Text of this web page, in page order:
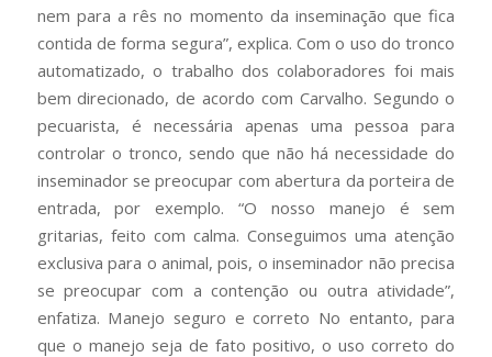
nem para a rês no momento da inseminação que fica
contida de forma segura”, explica. Com o uso do tronco
automatizado, o trabalho dos colaboradores foi mais
bem direcionado, de acordo com Carvalho. Segundo o
pecuarista, é necessária apenas uma pessoa para
controlar o tronco, sendo que não há necessidade do
inseminador se preocupar com abertura da porteira de
entrada, por exemplo. “O nosso manejo é sem
gritarias, feito com calma. Conseguimos uma atenção
exclusiva para o animal, pois, o inseminador não precisa
se preocupar com a contenção ou outra atividade”,
enfatiza. Manejo seguro e correto No entanto, para
que o manejo seja de fato positivo, o uso correto do